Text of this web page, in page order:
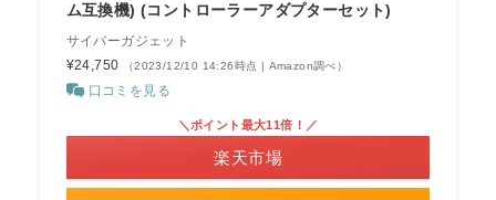
ム互換機) (コントローラーアダプターセット)
サイバーガジェット
¥24,750
（2023/12/10 14:26時点 | Amazon調べ）
口コミを見る
＼ポイント最大11倍！／
楽天市場